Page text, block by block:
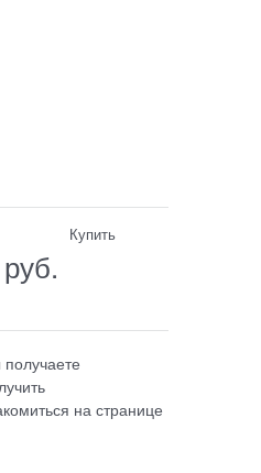
руб.
Купить
на странице